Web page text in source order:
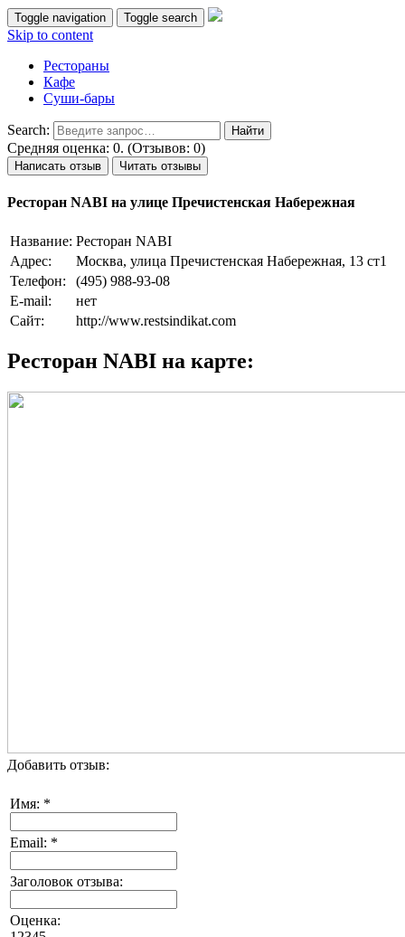
Toggle navigation Toggle search
Skip to content
Рестораны
Кафе
Суши-бары
Search:
Средняя оценка: 0. (Отзывов: 0)
Написать отзыв Читать отзывы
Ресторан NABI на улице Пречистенская Набережная
Название: Ресторан NABI
Адрес:
Москва, улица Пречистенская Набережная, 13 ст1
Телефон:
(495) 988-93-08
E-mail:
нет
Сайт:
http://www.restsindikat.com
Ресторан NABI на карте:
Добавить отзыв:
Имя: *
Email: *
Заголовок отзыва:
Оценка: